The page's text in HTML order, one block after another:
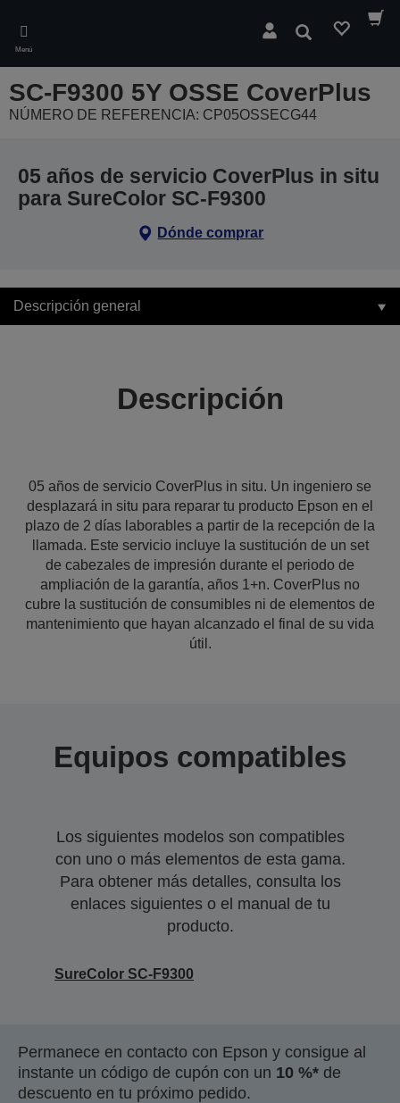
main
content
Menú
Buscar
SC-F9300 5Y OSSE CoverPlus
NÚMERO DE REFERENCIA: CP05OSSECG44
05 años de servicio CoverPlus in situ
para SureColor SC-F9300
Dónde comprar
Descripción general
Descripción
05 años de servicio CoverPlus in situ. Un ingeniero se
desplazará in situ para reparar tu producto Epson en el
plazo de 2 días laborables a partir de la recepción de la
llamada. Este servicio incluye la sustitución de un set
de cabezales de impresión durante el periodo de
ampliación de la garantía, años 1+n. CoverPlus no
cubre la sustitución de consumibles ni de elementos de
mantenimiento que hayan alcanzado el final de su vida
útil.
Equipos compatibles
Los siguientes modelos son compatibles
con uno o más elementos de esta gama.
Para obtener más detalles, consulta los
enlaces siguientes o el manual de tu
producto.
SureColor SC-F9300
Permanece en contacto con Epson y consigue al
instante un código de cupón con un 10 %* de
descuento en tu próximo pedido.